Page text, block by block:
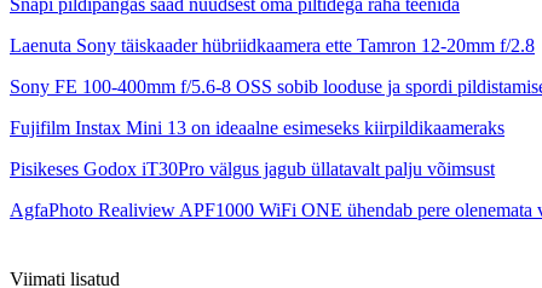
Laenuta Sony täiskaader hübriidkaamera ette Tamron 12-20mm f/2.8
Sony FE 100-400mm f/5.6-8 OSS sobib looduse ja spordi
Fujifilm Instax Mini 13 on ideaalne esimeseks kiirpildikaameraks
Pisikeses Godox iT30Pro välgus jagub üllatavalt palju võimsust
AgfaPhoto Realiview APF1000 WiFi ONE ühendab pere olenemata
Viimati lisatud